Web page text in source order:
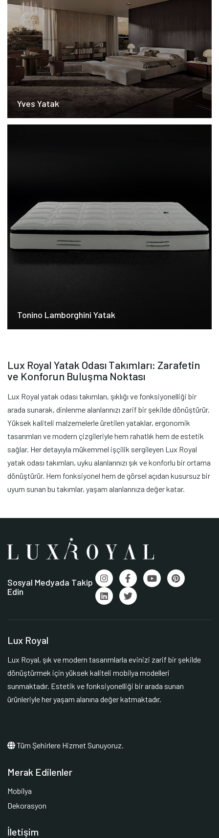
Yves Yatak
Tonino Lamborghini Yatak
Lux Royal Yatak Odası Takımları: Zarafetin
ve Konforun Buluşma Noktası
Lux Royal yatak odası takımları, şıklığı ve fonksiyonelliği bir
arada sunarak, dinlenme alanlarınızı zarif bir şekilde dönüştürür.
Yüksek kaliteli malzemelerle üretilen yataklar, ergonomik
tasarımları ve modern çizgileriyle hem rahatlık hem de estetik
sağlar. Her detayıyla mükemmel işçilik sergileyen Lux Royal
yatak odası takımları, uyku alanlarınızı şık ve konforlu bir ortama
dönüştürür. Hem fonksiyonel hem de görsel açıdan kusursuz bir
uyum sunan bu takımlar, yaşam alanlarınıza değer katar.
Sosyal Medyada Takip
Edin
Lux Royal
Lux Royal, şık ve modern tasarımlarla evinizi zarif bir şekilde
dönüştürmek için yüksek kaliteli mobilya modelleri
sunmaktadır. Estetik ve fonksiyonelliği bir arada sunan
ürünleriyle her yaşam alanına değer katmaktadır.
Tüm Şehirlere Hizmet Sunuyoruz.
Merak Edilenler
Mobilya
Dekorasyon
İletişim